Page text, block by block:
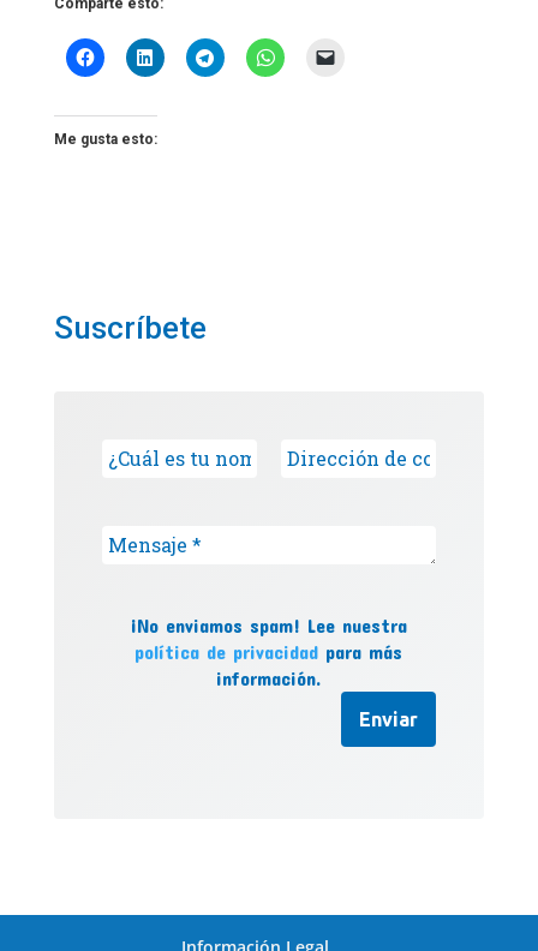
Comparte esto:
Me gusta esto:
Suscríbete
¡No enviamos spam! Lee nuestra
política de privacidad para más
información.